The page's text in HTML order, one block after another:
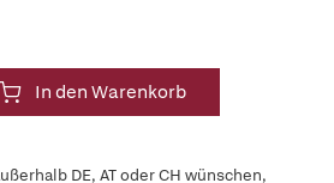
In den Warenkorb
DE, AT oder CH wünschen,